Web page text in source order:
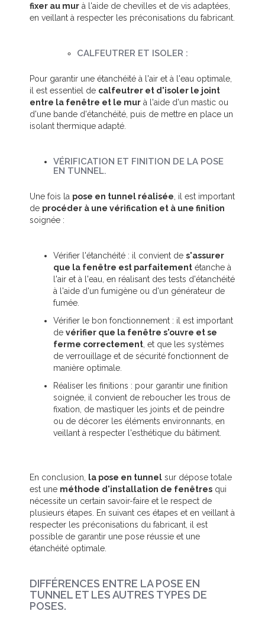
fixer au mur à l'aide de chevilles et de vis adaptées,
en veillant à respecter les préconisations du fabricant.
CALFEUTRER ET ISOLER :
Pour garantir une étanchéité à l'air et à l'eau optimale,
il est essentiel de calfeutrer et d'isoler le joint
entre la fenêtre et le mur à l'aide d'un mastic ou
d'une bande d'étanchéité, puis de mettre en place un
isolant thermique adapté.
VÉRIFICATION ET FINITION DE LA POSE
EN TUNNEL.
Une fois la pose en tunnel réalisée, il est important
de procéder à une vérification et à une finition
soignée :
Vérifier l'étanchéité : il convient de s'assurer
que la fenêtre est parfaitement étanche à
l'air et à l'eau, en réalisant des tests d'étanchéité
à l'aide d'un fumigène ou d'un générateur de
fumée.
Vérifier le bon fonctionnement : il est important
de vérifier que la fenêtre s'ouvre et se
ferme correctement, et que les systèmes
de verrouillage et de sécurité fonctionnent de
manière optimale.
Réaliser les finitions : pour garantir une finition
soignée, il convient de reboucher les trous de
fixation, de mastiquer les joints et de peindre
ou de décorer les éléments environnants, en
veillant à respecter l'esthétique du bâtiment.
En conclusion, la pose en tunnel sur dépose totale
est une méthode d'installation de fenêtres qui
nécessite un certain savoir-faire et le respect de
plusieurs étapes. En suivant ces étapes et en veillant à
respecter les préconisations du fabricant, il est
possible de garantir une pose réussie et une
étanchéité optimale.
DIFFÉRENCES ENTRE LA POSE EN
TUNNEL ET LES AUTRES TYPES DE
POSES.